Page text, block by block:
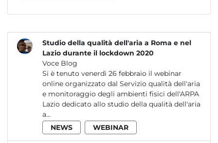
Studio della qualità dell'aria a Roma e nel
Lazio durante il lockdown 2020
Voce Blog
Si è tenuto venerdì 26 febbraio il webinar
online organizzato dal Servizio qualità dell'aria
e monitoraggio degli ambienti fisici dell'ARPA
Lazio dedicato allo studio della qualità dell'aria
a...
NEWS
WEBINAR